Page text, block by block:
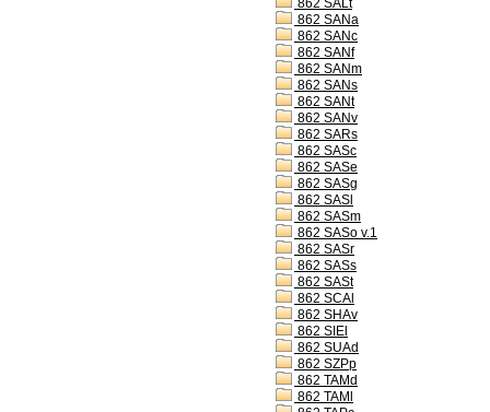
862 SALt
862 SANa
862 SANc
862 SANf
862 SANm
862 SANs
862 SANt
862 SANv
862 SARs
862 SASc
862 SASe
862 SASg
862 SASl
862 SASm
862 SASo v.1
862 SASr
862 SASs
862 SASt
862 SCAl
862 SHAv
862 SIEl
862 SUAd
862 SZPp
862 TAMd
862 TAMl